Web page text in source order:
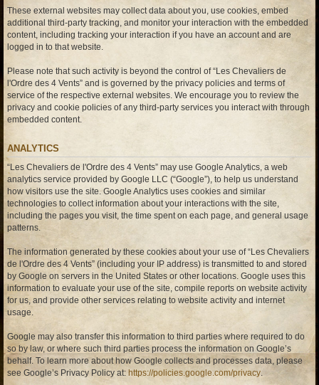
These external websites may collect data about you, use cookies, embed
additional third-party tracking, and monitor your interaction with the embedded
content, including tracking your interaction if you have an account and are
logged in to that website.
Please note that such activity is beyond the control of “Les Chevaliers de
l'Ordre des 4 Vents” and is governed by the privacy policies and terms of
service of the respective external websites. We encourage you to review the
privacy and cookie policies of any third-party services you interact with through
embedded content.
ANALYTICS
“Les Chevaliers de l'Ordre des 4 Vents” may use Google Analytics, a web
analytics service provided by Google LLC (“Google”), to help us understand
how visitors use the site. Google Analytics uses cookies and similar
technologies to collect information about your interactions with the site,
including the pages you visit, the time spent on each page, and general usage
patterns.
The information generated by these cookies about your use of “Les Chevaliers
de l'Ordre des 4 Vents” (including your IP address) is transmitted to and stored
by Google on servers in the United States or other locations. Google uses this
information to evaluate your use of the site, compile reports on website activity
for us, and provide other services relating to website activity and internet
usage.
Google may also transfer this information to third parties where required to do
so by law, or where such third parties process the information on Google’s
behalf. To learn more about how Google collects and processes data, please
see Google’s Privacy Policy at: https://policies.google.com/privacy.